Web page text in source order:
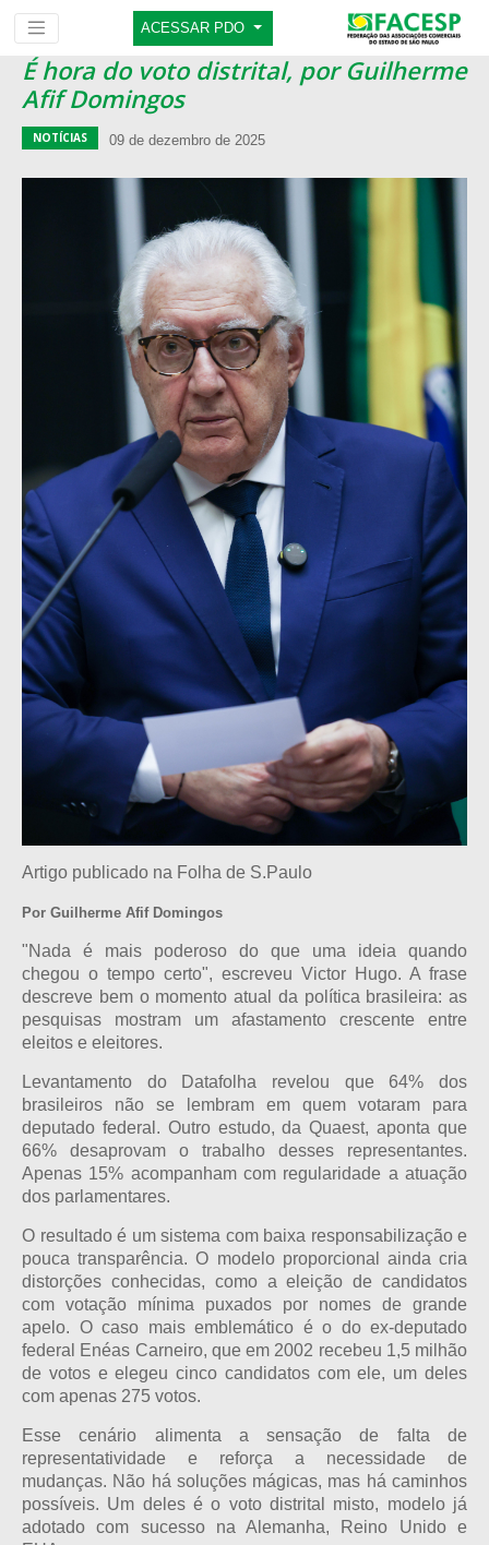
ACESSAR PDO
É hora do voto distrital, por Guilherme
Afif Domingos
NOTÍCIAS 09 de dezembro de 2025
Artigo publicado na Folha de S.Paulo
Por Guilherme Afif Domingos
"Nada é mais poderoso do que uma ideia quando
chegou o tempo certo", escreveu Victor Hugo. A frase
descreve bem o momento atual da política brasileira: as
pesquisas mostram um afastamento crescente entre
eleitos e eleitores.
Levantamento do Datafolha revelou que 64% dos
brasileiros não se lembram em quem votaram para
deputado federal. Outro estudo, da Quaest, aponta que
66% desaprovam o trabalho desses representantes.
Apenas 15% acompanham com regularidade a atuação
dos parlamentares.
O resultado é um sistema com baixa responsabilização e
pouca transparência. O modelo proporcional ainda cria
distorções conhecidas, como a eleição de candidatos
com votação mínima puxados por nomes de grande
apelo. O caso mais emblemático é o do ex-deputado
federal Enéas Carneiro, que em 2002 recebeu 1,5 milhão
de votos e elegeu cinco candidatos com ele, um deles
com apenas 275 votos.
Esse cenário alimenta a sensação de falta de
representatividade e reforça a necessidade de
mudanças. Não há soluções mágicas, mas há caminhos
possíveis. Um deles é o voto distrital misto, modelo já
adotado com sucesso na Alemanha, Reino Unido e